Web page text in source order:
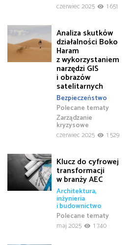
czerwiec 2025
1 651
Analiza skutków
działalności Boko
Haram
z wykorzystaniem
narzędzi GIS
i obrazów
satelitarnych
Bezpieczeństwo
Polecane tematy
Zarządzanie
kryzysowe
czerwiec 2025
1 529
Klucz do cyfrowej
transformacji
w branży AEC
Architektura,
inżynieria
i budownictwo
Polecane tematy
maj 2025
1 740